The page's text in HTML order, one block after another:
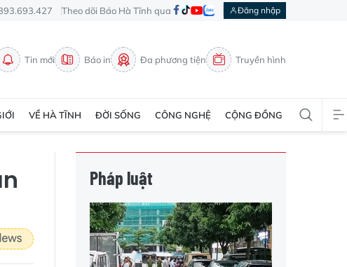
Theo dõi Báo Hà Tĩnh qua Đăng nhập
Tin mới Báo in Đa phương tiện Truyền hình
VỀ HÀ TĨNH ĐỜI SỐNG CÔNG NGHỆ CỘNG ĐỒNG
Pháp luật